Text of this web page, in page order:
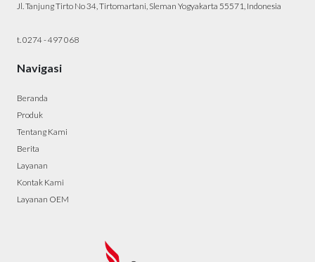
Jl. Tanjung Tirto No 34, Tirtomartani, Sleman Yogyakarta 55571, Indonesia
t. 0274 - 497 068
Navigasi
Beranda
Produk
Tentang Kami
Berita
Layanan
Kontak Kami
Layanan OEM